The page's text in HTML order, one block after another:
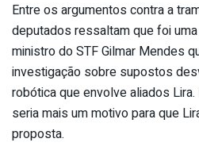
Entre os argumentos contra a
deputados ressaltam que foi
ministro do STF Gilmar Mendes
investigação sobre supostos
robótica que envolve aliados
seria mais um motivo para que
proposta.